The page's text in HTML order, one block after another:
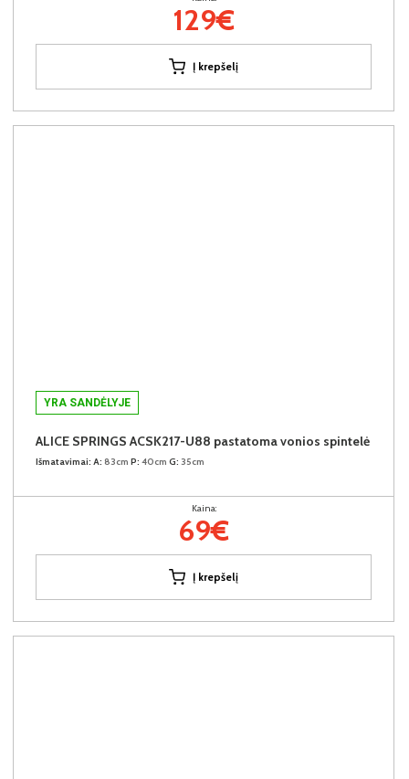
129€
Į krepšelį
YRA SANDĖLYJE
ALICE SPRINGS ACSK217-U88 pastatoma vonios spintelė
Išmatavimai: A: 83cm P: 40cm G: 35cm
Kaina:
69€
Į krepšelį